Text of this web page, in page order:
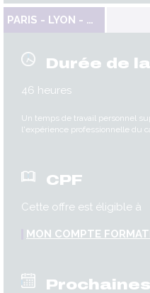
PARIS - LYON - TOULOUSE
Durée de
46 heures
Un temps de travail personnel
l'expérience professionnelle du
CPF
Cette offre est éligible à
MON COMPTE